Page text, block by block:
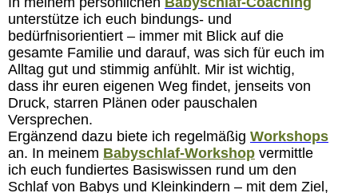
unterstütze ich euch bindungs- und
bedürfnisorientiert – immer mit Blick auf die
gesamte Familie und darauf, was sich für euch im
Alltag gut und stimmig anfühlt. Mir ist wichtig,
dass ihr euren eigenen Weg findet, jenseits von
Druck, starren Plänen oder pauschalen
Versprechen.
Ergänzend dazu biete ich regelmäßig Workshops
an. In meinem Babyschlaf-Workshop vermittle
ich euch fundiertes Basiswissen rund um den
Schlaf von Babys und Kleinkindern – mit dem Ziel,